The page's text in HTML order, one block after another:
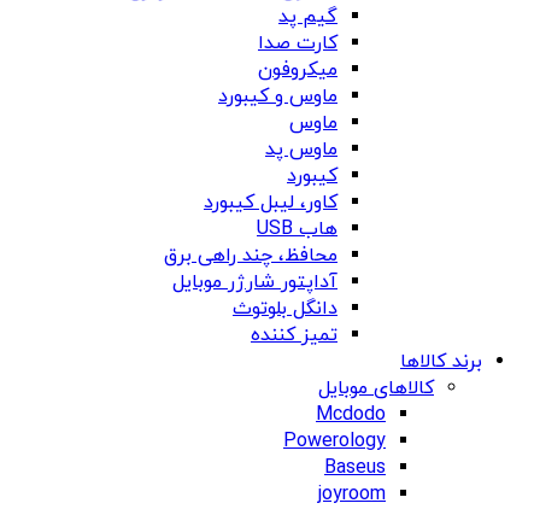
گیم پد
کارت صدا
میکروفون
ماوس و کیبورد
ماوس
ماوس پد
کیبورد
کاور، لیبل کیبورد
هاب USB
محافظ، چند راهی برق
آداپتور شارژر موبایل
دانگل بلوتوث
تمیز کننده
برند کالاها
کالاهای موبایل
Mcdodo
Powerology
Baseus
joyroom